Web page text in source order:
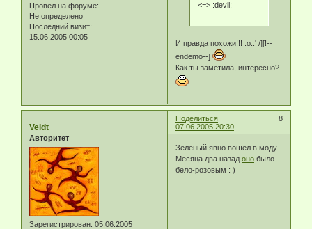
Провел на форуме:
Не определено
Последний визит:
15.06.2005 00:05
<=> :devil:
И правда похожи!!! :o::' /][!--
endemo--]
Как ты заметила, интересно?
Поделиться
8
07.06.2005 20:30
Veldt
Авторитет
Зарегистрирован: 05.06.2005
Зеленый явно вошел в моду.
Месяца два назадоно было
бело-розовым : )